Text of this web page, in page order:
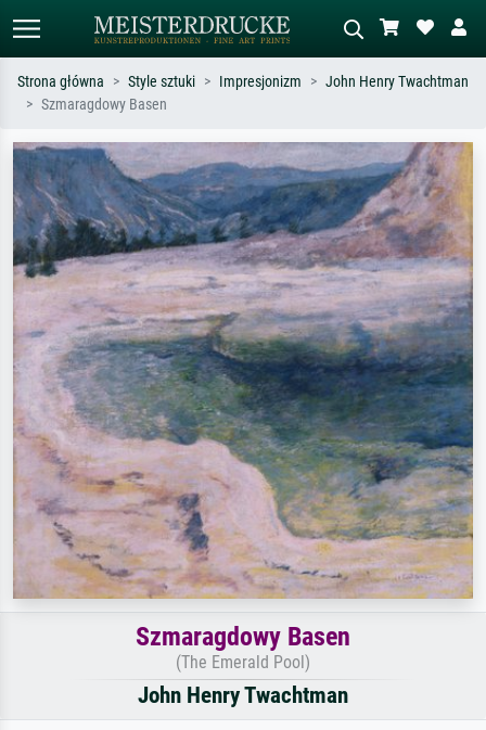
Szukaj wg artysty, tytułu lub stylu – np.
Monet, Gwiaździsta noc,
impresjonizm, fala Hokusaia, akt.
Opisz scenę – np. zielona łąka,
abstrakcja z czerwienią, ciemny olej,
stojący akt obok drzewa.
Strona główna Style sztuki Impresjonizm
John Henry Twachtman
Szmaragdowy Basen
Szmaragdowy Basen
(The Emerald Pool)
John Henry Twachtman